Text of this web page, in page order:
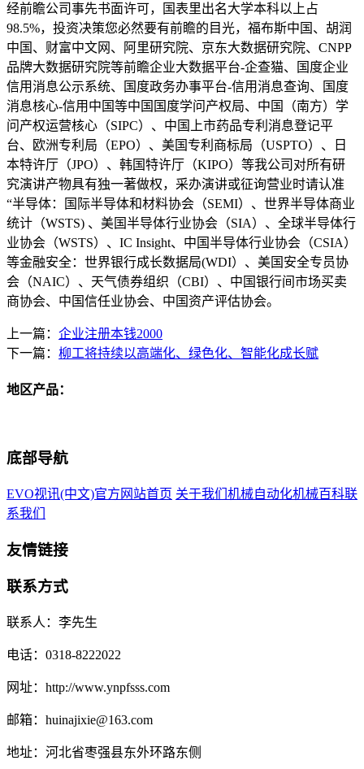
经前瞻公司事先书面许可，国表里出名大学本科以上占
98.5%，投资决策您必然要有前瞻的目光，福布斯中国、胡润
中国、财富中文网、阿里研究院、京东大数据研究院、CNPP
品牌大数据研究院等前瞻企业大数据平台-企查猫、国度企业
信用消息公示系统、国度政务办事平台-信用消息查询、国度
消息核心-信用中国等中国国度学问产权局、中国（南方）学
问产权运营核心（SIPC）、中国上市药品专利消息登记平
台、欧洲专利局（EPO）、美国专利商标局（USPTO）、日
本特许厅（JPO）、韩国特许厅（KIPO）等我公司对所有研
究演讲产物具有独一著做权，采办演讲或征询营业时请认准
“半导体：国际半导体和材料协会（SEMI）、世界半导体商业
统计（WSTS) 、美国半导体行业协会（SIA）、全球半导体行
业协会（WSTS）、IC Insight、中国半导体行业协会（CSIA）
等金融安全：世界银行成长数据局(WDI）、美国安全专员协
会（NAIC）、天气债券组织（CBI）、中国银行间市场买卖
商协会、中国信任业协会、中国资产评估协会。
上一篇： 企业注册本钱2000
下一篇： 柳工将持续以高端化、绿色化、智能化成长赋
地区产品：
底部导航
EVO视讯(中文)官方网站首页 关于我们 机械自动化机械百科联
系我们
友情链接
联系方式
联系人：李先生
电话：0318-8222022
网址：http://www.ynpfsss.com
邮箱：huinajixie@163.com
地址：河北省枣强县东外环路东侧